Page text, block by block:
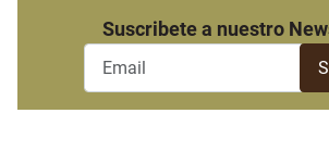
Suscribete a nuestro